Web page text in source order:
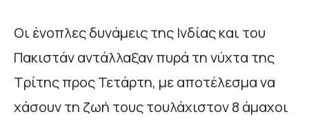
Οι ένοπλες δυνάμεις της Ινδίας και του
Πακιστάν αντάλλαξαν πυρά τη νύχτα της
Τρίτης προς Τετάρτη, με αποτέλεσμα να
χάσουν τη ζωή τους τουλάχιστον 8 άμαχοι